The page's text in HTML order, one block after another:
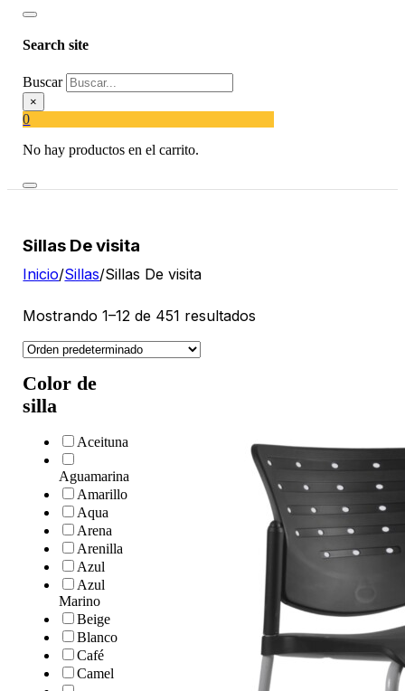
Search site
Buscar
×
0
No hay productos en el carrito.
Sillas De visita
Inicio/Sillas/Sillas De visita
Mostrando 1–12 de 451 resultados
Color de
silla
Aceituna
Aguamarina
Amarillo
Aqua
Arena
Arenilla
Azul
Azul
Marino
Beige
Blanco
Café
Camel